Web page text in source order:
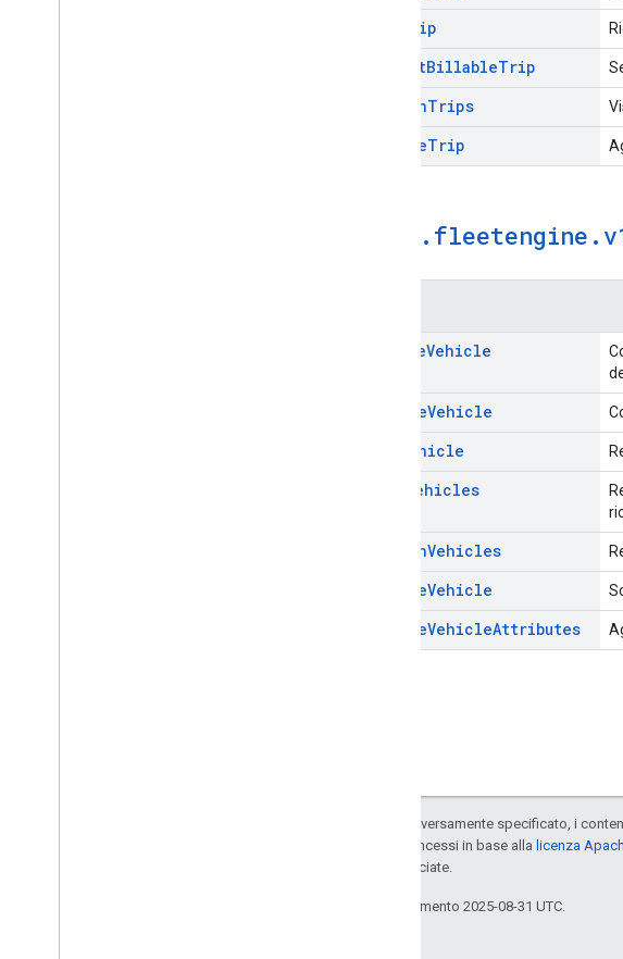
Trip
ReportBillableTrip
SearchTrips
UpdateTrip
. fleetengine .
CreateVehicle
DeleteVehicle
Vehicle
Vehicles
SearchVehicles
UpdateVehicle
UpdateVehicleAttributes
Salvo quando diversamente specificato, i
codice sono concessi in base alla licenza
delle sue consociate.
Ultimo aggiornamento 2025-08-31 UTC.